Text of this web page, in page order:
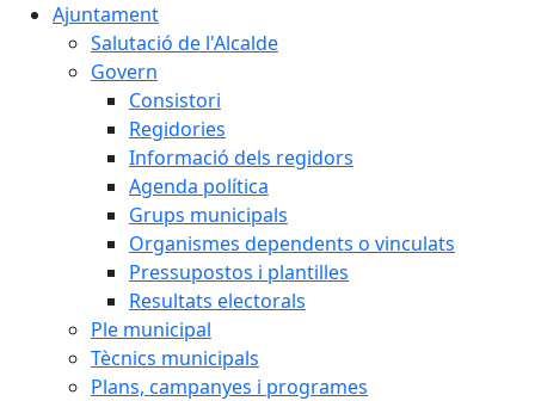
Ajuntament
Salutació de l'Alcalde
Govern
Consistori
Regidories
Informació dels regidors
Agenda política
Grups municipals
Organismes dependents o vinculats
Pressupostos i plantilles
Resultats electorals
Ple municipal
Tècnics municipals
Plans, campanyes i programes